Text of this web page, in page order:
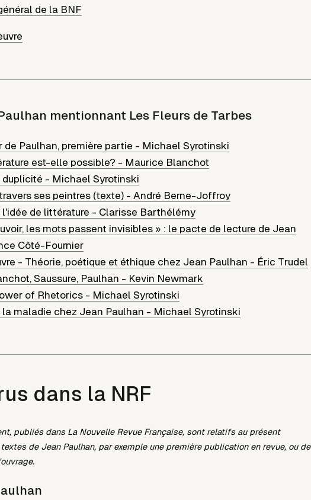
de la BNF
mentionnant Les Fleurs de Tarbes
Paulhan, première partie - Michael Syrotinski
est-elle possible? - Maurice Blanchot
duplicité - Michael Syrotinski
ses peintres (texte) - André Berne-Joffroy
de littérature - Clarisse Barthélémy
les mots passent invisibles » : le pacte de lecture de Jean
Côté-Fournier
- Théorie, poétique et éthique chez Jean Paulhan - Éric Trudel
Saussure, Paulhan - Kevin Newmark
of Rhetorics - Michael Syrotinski
la maladie chez Jean Paulhan - Michael Syrotinski
dans la NRF
publiés dans La Nouvelle Revue Française, sont relatifs au présent
de Jean Paulhan, par exemple une première publication en revue, ou de